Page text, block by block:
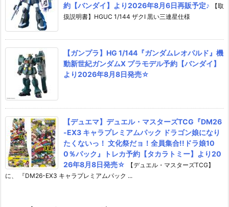
約【バンダイ】より2026年8月6日再販予定♪
【取
扱説明書】HGUC 1/144 ザクI 黒い三連星仕様
【ガンプラ】HG 1/144『ガンダムレオパルド』機
動新世紀ガンダムX プラモデル予約【バンダイ】
より2026年8月8日発売☆
【デュエマ】デュエル・マスターズTCG『DM26
-EX3 キャラプレミアムパック ドラゴン娘になり
たくないっ！ 文化祭だョ！全員集合!!ドラ娘10
0％パック』トレカ予約【タカラトミー】より20
26年8月8日発売☆
【デュエル・マスターズTCG】
に、 『DM26-EX3 キャラプレミアムパック ...